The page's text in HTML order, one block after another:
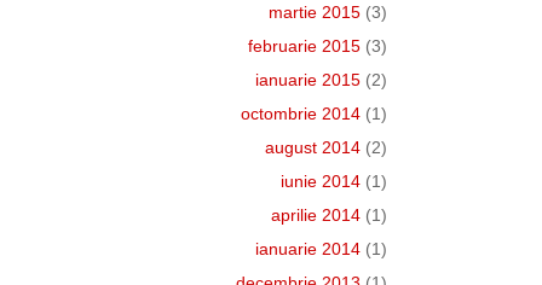
martie 2015 (3)
februarie 2015 (3)
ianuarie 2015 (2)
octombrie 2014 (1)
august 2014 (2)
iunie 2014 (1)
aprilie 2014 (1)
ianuarie 2014 (1)